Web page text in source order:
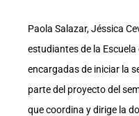
Paola Salazar, Jéssica
estudiantes de la
encargadas de iniciar la
parte del proyecto del
que coordina y dirige la